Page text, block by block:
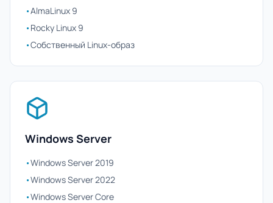
•AlmaLinux 9
•Rocky Linux 9
•Собственный Linux-образ
Windows Server
•Windows Server 2019
•Windows Server 2022
•Windows Server Core